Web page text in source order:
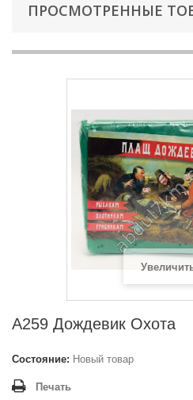
ПРОСМОТРЕННЫЕ
A259 Дождевик Охота
Состояние: Новый товар
Печать